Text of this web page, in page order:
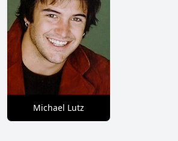
Michael Lutz